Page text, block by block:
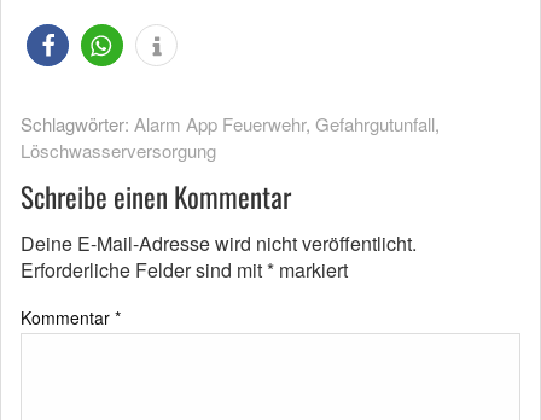
Schlagwörter: Alarm App Feuerwehr, Gefahrgutunfall,
Löschwasserversorgung
Schreibe einen Kommentar
Deine E-Mail-Adresse wird nicht veröffentlicht.
Erforderliche Felder sind mit* markiert
Kommentar *